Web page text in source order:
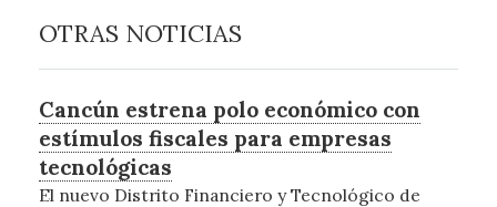
OTRAS NOTICIAS
Cancún estrena polo económico con
estímulos fiscales para empresas
tecnológicas
El nuevo Distrito Financiero y Tecnológico de